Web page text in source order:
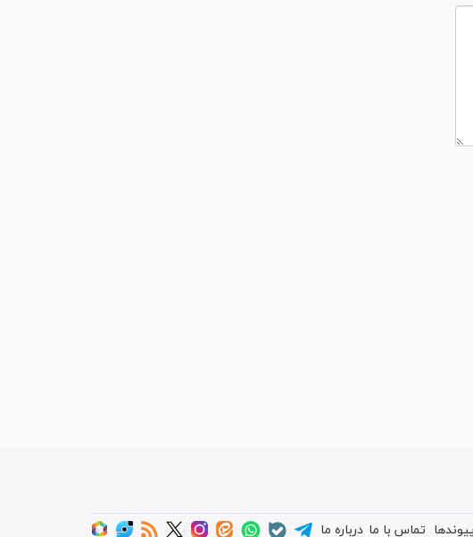
پیوندها تماس با ما درباره ما